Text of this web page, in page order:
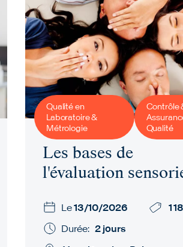
Qualité en
Laboratoire &
Métrologie
Contrôle
Qualité
Les bases de
l'évaluation
Le13/10/2026
1
Durée: 2 jours